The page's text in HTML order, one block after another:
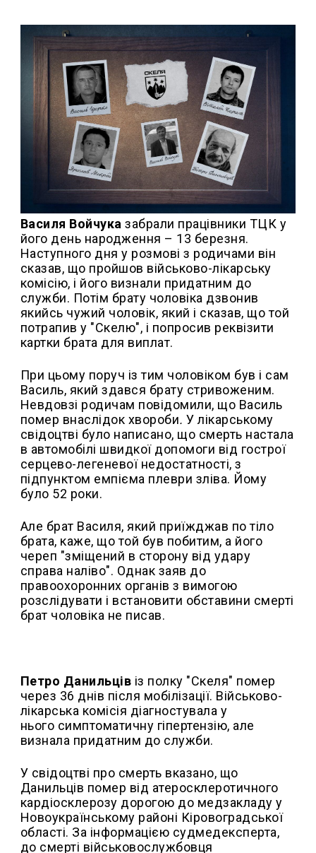
Василя Войчука забрали працівники ТЦК у
його день народження – 13 березня.
Наступного дня у розмові з родичами він
сказав, що пройшов військово-лікарську
комісію, і його визнали придатним до
служби. Потім брату чоловіка дзвонив
якийсь чужий чоловік, який і сказав, що той
потрапив у "Скелю", і попросив реквізити
картки брата для виплат.
При цьому поруч із тим чоловіком був і сам
Василь, який здався брату стривоженим.
Невдовзі родичам повідомили, що Василь
помер внаслідок хвороби.У лікарському
свідоцтві було написано, що смерть настала
в автомобілі швидкої допомоги від гострої
серцево-легеневої недостатності, з
підпунктом емпієма плеври зліва. Йому
було 52 роки.
Але брат Василя, який приїжджав по тіло
брата, каже, що той був побитим, а його
череп "зміщений в сторону від удару
справа наліво". Однак заяв до
правоохоронних органів з вимогою
розслідувати і встановити обставини смерті
брат чоловіка не писав.
Петро Данильців із полку "Скеля" помер
через 36 днів після мобілізації. Військово-
лікарська комісія діагностувала у
нього симптоматичну гіпертензію, але
визнала придатним до служби.
У свідоцтві про смерть вказано, що
Данильців помер від атеросклеротичного
кардіосклерозу дорогою до медзакладу у
Новоукраїнському районі Кіровоградської
області. За інформацією судмедексперта,
до смерті військовослужбовця